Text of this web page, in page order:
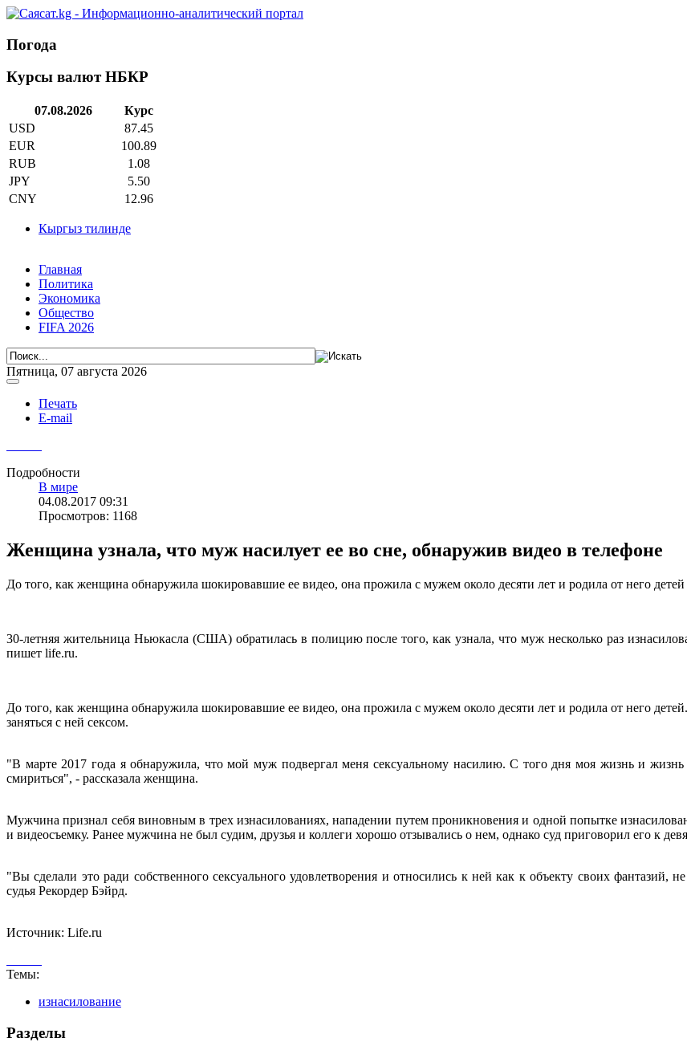
Погода
Курсы валют НБКР
07.08.2026
Курс
USD
87.45
EUR
100.89
RUB
1.08
JPY
5.50
CNY
12.96
Кыргыз тилинде
Главная
Политика
Экономика
Общество
FIFA 2026
Пятница, 07 августа 2026
Печать
E-mail
Подробности
В мире
04.08.2017 09:31
Просмотров: 1168
Женщина узнала, что муж насилует ее во сне, обнаружив видео в телефоне
До того, как женщина обнаружила шокировавшие ее видео, она прожила с мужем около десяти лет и родила от него детей
30-летняя жительница Ньюкасла (США) обратилась в полицию после того, как узнала, что муж несколько раз
пишет life.ru.
До того, как женщина обнаружила шокировавшие ее видео, она прожила с мужем около десяти лет и родила от него
заняться с ней сексом.
"В марте 2017 года я обнаружила, что мой муж подвергал меня сексуальному насилию. С того дня моя жизнь и
смириться", - рассказала женщина.
Мужчина признал себя виновным в трех изнасилованиях, нападении путем проникновения и одной попытке
и видеосъемку. Ранее мужчина не был судим, друзья и коллеги хорошо отзывались о нем, однако суд приговорил его к
"Вы сделали это ради собственного сексуального удовлетворения и относились к ней как к объекту своих
судья Рекордер Бэйрд.
Источник: Life.ru
Темы:
изнасилование
Разделы